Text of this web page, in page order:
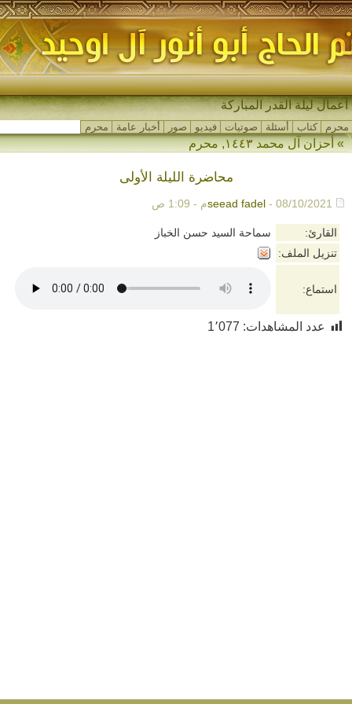
أعمال ليلة القدر المباركة
محرم كتاب أسئلة صوتيات فيديو صور أخبار عامة محرم
»أحزان آل محمد ١٤٤٣ ,محرم
محاضرة الليلة الأولى
seead fadel - 08/10/2021م - 1:09 ص
القارئ:
سماحة السيد حسن الخباز
تنزيل الملف:
استماع:
عدد المشاهدات: 1٬077